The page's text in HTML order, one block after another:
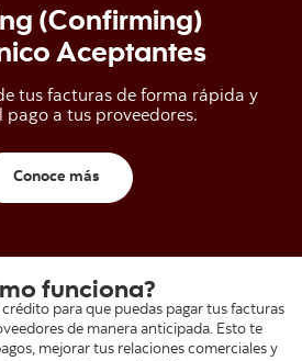
(Confirming)
Aceptantes
tus facturas de forma rápida y
pago a tus proveedores.
Conoce más
funciona?
crédito para que puedas pagar tus facturas
de manera anticipada. Esto te
mejorar tus relaciones comerciales y